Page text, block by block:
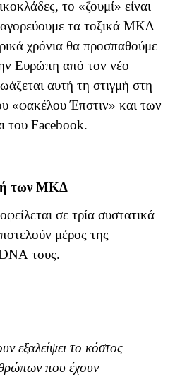
το «ζουμί» είναι
τα τοξικά ΜΚΔ
χρόνια θα προσπαθούμε
Ευρώπη από τον νέο
αυτή τη στιγμή στη
«φακέλου Έπστιν» και των
του Facebook.
των ΜΚΔ
σε τρία συστατικά
μέρος της
τους.
εξαλείψει το κόστος
που έχουν